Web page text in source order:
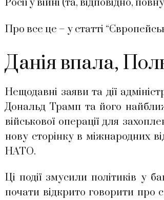
Росії у війні (та, відповідно,
Про все це – у статті
Данія впала,
Нещодавні заяви та дії
Дональд Трамп та його
військової операції для
нову сторінку в міжнародних
НАТО.
Ці події змусили політиків у
почати відкрито говорити про